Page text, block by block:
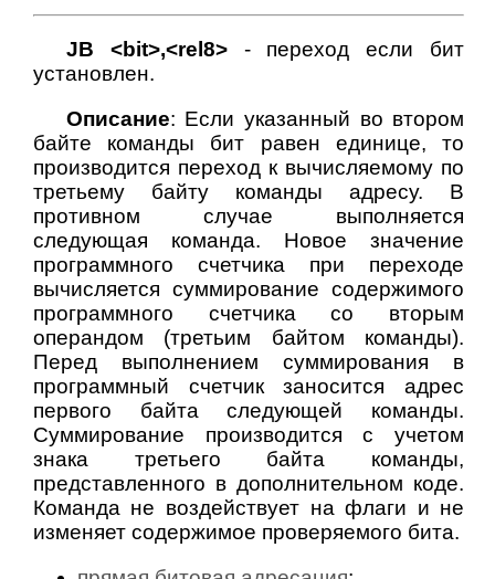
JB <bit>,<rel8>- переход если бит
установлен.
Описание: Если указанный во втором
байте команды бит равен единице, то
производится переход к вычисляемому по
третьему байту команды адресу. В
противном случае выполняется
следующая команда. Новое значение
программного счетчика при переходе
вычисляется суммирование содержимого
программного счетчика со вторым
операндом (третьим байтом команды).
Перед выполнением суммирования в
программный счетчик заносится адрес
первого байта следующей команды.
Суммирование производится с учетом
знака третьего байта команды,
представленного в дополнительном коде.
Команда не воздействует на флаги и не
изменяет содержимое проверяемого бита.